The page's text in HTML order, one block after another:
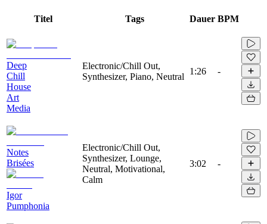
Titel Tags Dauer BPM
Deep
Chill
House
Art
Media
Electronic/Chill Out,
Synthesizer, Piano, Neutral
1:26 -
Notes
Brisées
Igor
Pumphonia
Electronic/Chill Out,
Synthesizer, Lounge,
Neutral, Motivational,
Calm
3:02 -